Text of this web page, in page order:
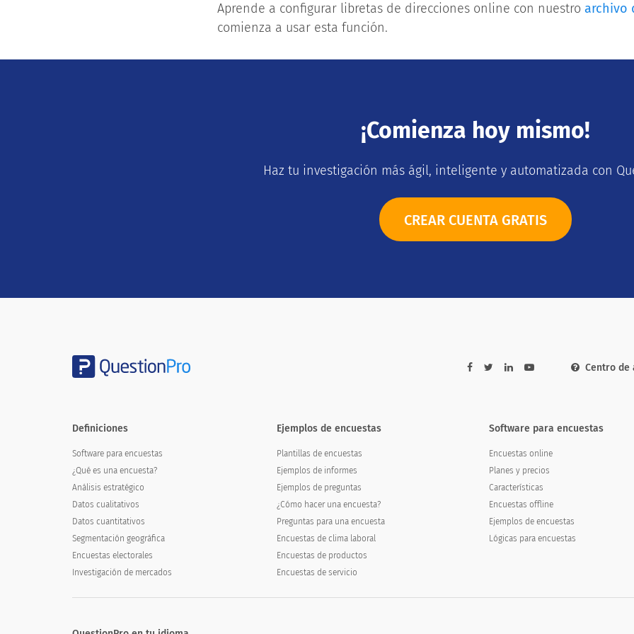
Aprende a configurar libretas de direcciones online con nuestro archivo
comienza a usar esta función.
¡Comienza hoy mismo!
Haz tu investigación más ágil, inteligente y automatizada con
CREAR CUENTA GRATIS
Centro de
Definiciones
Software para encuestas
¿Qué es una encuesta?
Análisis estratégico
Datos cualitativos
Datos cuantitativos
Segmentación geográfica
Encuestas electorales
Investigación de mercados
Ejemplos de encuestas
Plantillas de encuestas
Ejemplos de informes
Ejemplos de preguntas
¿Cómo hacer una encuesta?
Preguntas para una encuesta
Encuestas de clima laboral
Encuestas de productos
Encuestas de servicio
Software para encuestas
Encuestas online
Planes y precios
Características
Encuestas offline
Ejemplos de encuestas
Lógicas para encuestas